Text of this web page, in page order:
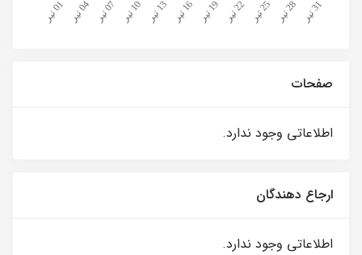
صفحات
اطلاعاتی وجود ندارد.
ارجاع دهندگان
اطلاعاتی وجود ندارد.